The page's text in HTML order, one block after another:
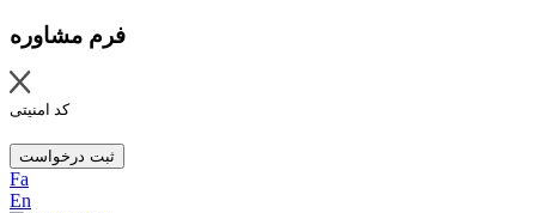
فرم مشاوره
کد امنیتی
ثبت درخواست
Fa
En